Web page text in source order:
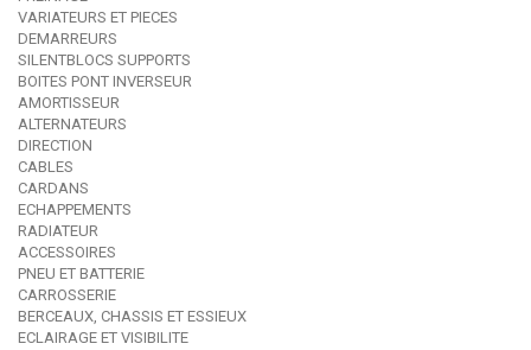
VARIATEURS ET PIECES
DEMARREURS
SILENTBLOCS SUPPORTS
BOITES PONT INVERSEUR
AMORTISSEUR
ALTERNATEURS
DIRECTION
CABLES
CARDANS
ECHAPPEMENTS
RADIATEUR
ACCESSOIRES
PNEU ET BATTERIE
CARROSSERIE
BERCEAUX, CHASSIS ET ESSIEUX
ECLAIRAGE ET VISIBILITE